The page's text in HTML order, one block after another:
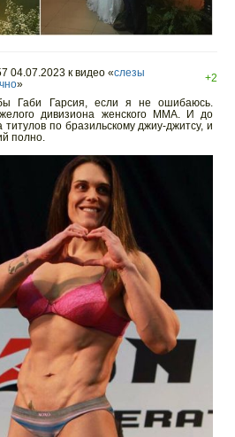
04.07.2023 к видео «слезы
»
+2
Габи Гарсия, если я не ошибаюсь.
дивизиона женского ММА. И до
титулов по бразильскому джиу-джитсу, и
полно.